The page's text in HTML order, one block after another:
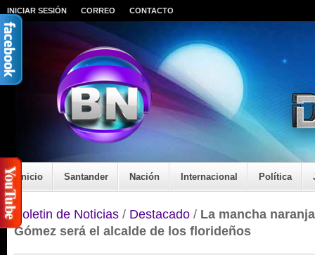
INICIAR SESIÓN CORREO CONTACTO
Inicio Santander Nación Internacional Política
Boletin de Noticias / Destacado / La mancha
Gómez será el alcalde de los florideños